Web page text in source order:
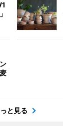
と見る